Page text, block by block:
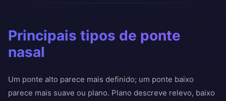
Principais tipos de ponte
nasal
Um ponte alto parece mais definido; um ponte baixo
parece mais suave ou plano. Plano descreve relevo, baixo